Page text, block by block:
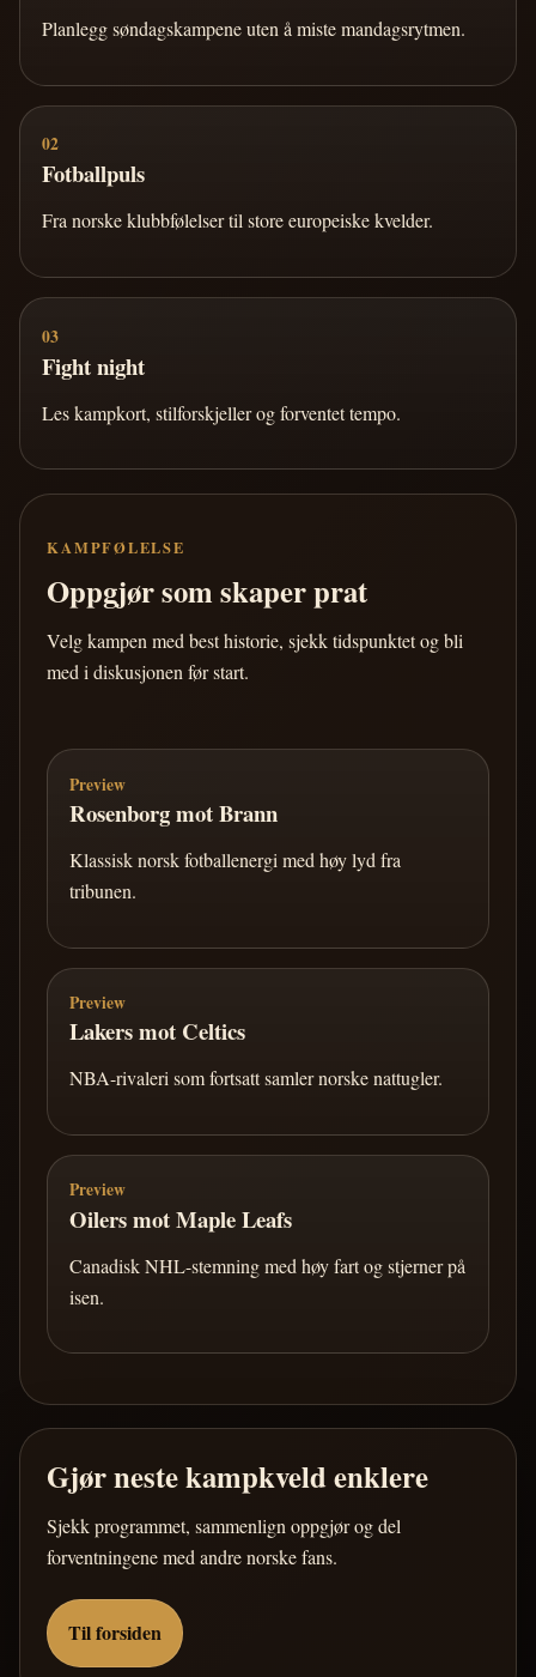
Planlegg søndagskampene uten å miste mandagsrytmen.
02
Fotballpuls
Fra norske klubbfølelser til store europeiske kvelder.
03
Fight night
Les kampkort, stilforskjeller og forventet tempo.
KAMPFØLELSE
Oppgjør som skaper prat
Velg kampen med best historie, sjekk tidspunktet og bli
med i diskusjonen før start.
Preview
Rosenborg mot Brann
Klassisk norsk fotballenergi med høy lyd fra
tribunen.
Preview
Lakers mot Celtics
NBA-rivaleri som fortsatt samler norske nattugler.
Preview
Oilers mot Maple Leafs
Canadisk NHL-stemning med høy fart og stjerner på
isen.
Gjør neste kampkveld enklere
Sjekk programmet, sammenlign oppgjør og del
forventningene med andre norske fans.
Til forsiden